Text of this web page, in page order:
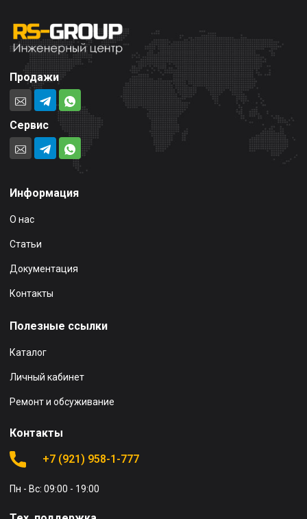
Продажи
Сервис
Информация
О нас
Статьи
Документация
Контакты
Полезные ссылки
Каталог
Личный кабинет
Ремонт и обсуживание
Контакты
+7 (921) 958-1-777
Пн - Вс: 09:00 - 19:00